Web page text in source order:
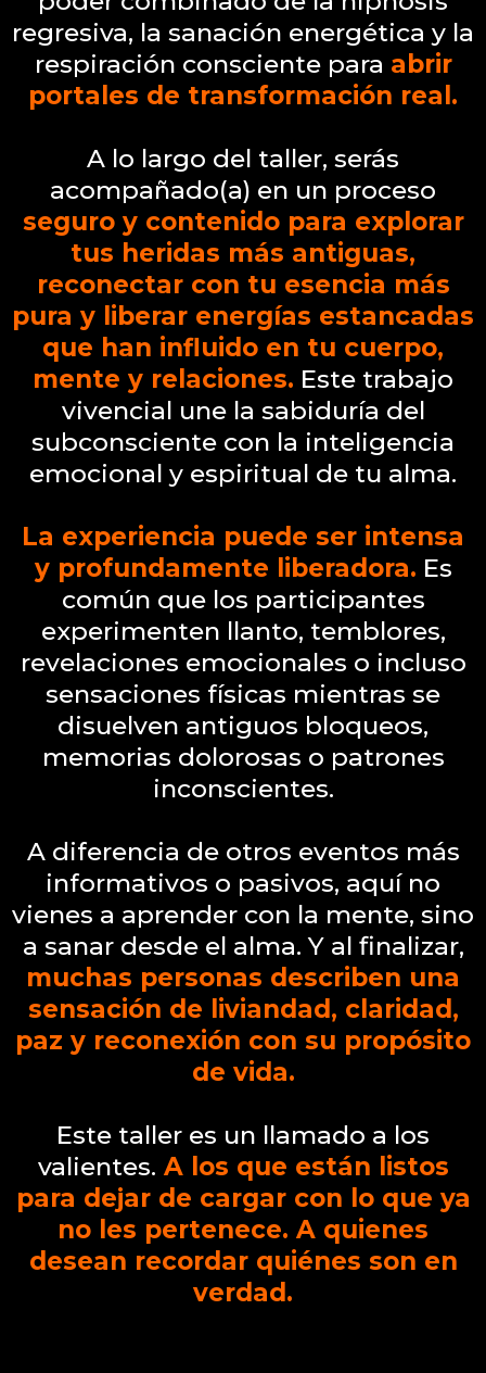
regresiva, la sanación energética y la
respiración consciente para abrir
portales de transformación real.
A lo largo del taller, serás
acompañado(a) en un proceso
seguro y contenido para explorar
tus heridas más antiguas,
reconectar con tu esencia más
pura y liberar energías estancadas
que han influido en tu cuerpo,
mente y relaciones. Este trabajo
vivencial une la sabiduría del
subconsciente con la inteligencia
emocional y espiritual de tu alma.
La experiencia puede ser intensa
y profundamente liberadora. Es
común que los participantes
experimenten llanto, temblores,
revelaciones emocionales o incluso
sensaciones físicas mientras se
disuelven antiguos bloqueos,
memorias dolorosas o patrones
inconscientes.
A diferencia de otros eventos más
informativos o pasivos, aquí no
vienes a aprender con la mente, sino
a sanar desde el alma. Y al finalizar,
muchas personas describen una
sensación de liviandad, claridad,
paz y reconexión con su propósito
de vida.
Este taller es un llamado a los
valientes. A los que están listos
para dejar de cargar con lo que ya
no les pertenece. A quienes
desean recordar quiénes son en
verdad.